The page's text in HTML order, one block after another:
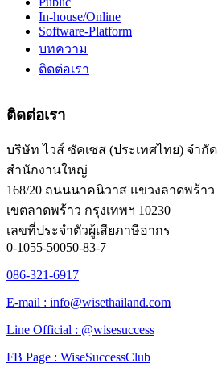
In-house/Online
Software-Platform
บทความ
ติดต่อเรา
ติดต่อเรา
บริษัท ไวส์ ซัคเซส (ประเทศไทย) จำกัด
สำนักงานใหญ่
168/20 ถนนนาคนิวาส แขวงลาดพร้าว
เขตลาดพร้าว กรุงเทพฯ 10230
เลขที่ประจำตัวผู้เสียภาษีอากร
0-1055-50050-83-7
086-321-6917
E-mail : info@wisethailand.com
Line Official : @wisesuccess
FB Page : WiseSuccessClub